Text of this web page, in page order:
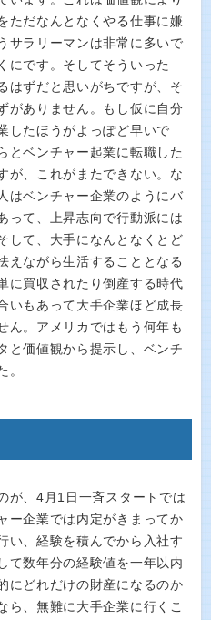
ただなんとなくやる仕事に嫌
サラリーマンは非常に多いで
にです。そしてそういった
はずだと思いがちですが、そ
がありません。もし仮に自分
したほうがよっぽど早いで
とベンチャー起業に転職した
が、これがまたできない。な
はベンチャー企業のようにバ
って、上昇志向で行動派には
して、大手になんとなくとど
えながら生活することとなる
に買収されたり倒産する時代
いもあって大手企業ほど成長
ん。アメリカではもう何年も
と価値観から提示し、ベンチ
。
が、4月1日一斉スタートでは
ー企業では内定がきまってか
い、経験を積んでから入社す
て数年分の経験値を一年以内
にどれだけの財産になるのか
ら、無難に大手企業に行くこ